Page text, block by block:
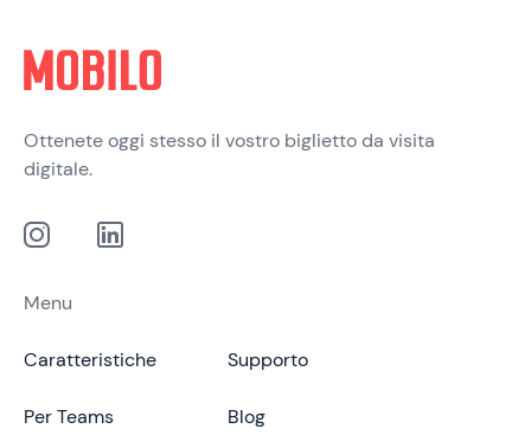
Ottenete oggi stesso il vostro biglietto da visita
digitale.
Menu
Caratteristiche
Per Teams
Supporto
Blog